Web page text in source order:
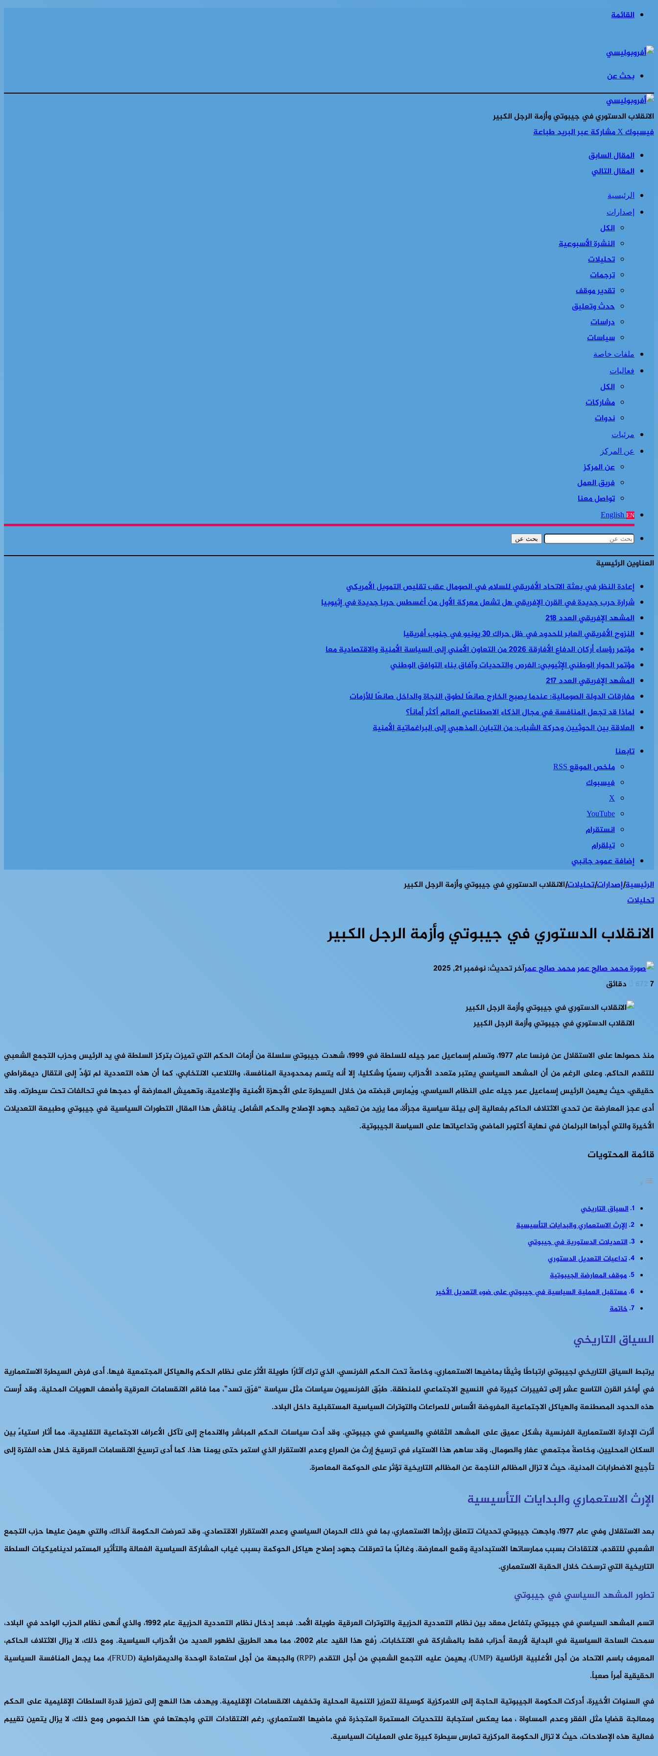
القائمة
بحث عن
الانقلاب الدستوري في جيبوتي وأزمة الرجل الكبير
فيسبوك‫Xمشاركة عبر البريدطباعة
المقال السابق
المقال التالي
الرئيسية
إصدارات
الكل
النشرة الأسبوعية
تحليلات
ترجمات
تقدير موقف
حدث وتعليق
دراسات
سياسات
ملفات خاصة
فعاليات
الكل
مشاركات
ندوات
مرئيات
عن المركز
عن المركز
فريق العمل
تواصل معنا
English EN
بحث عن
العناوين الرئيسية
إعادة النظر في بعثة الاتحاد الأفريقي للسلام في الصومال عقب تقليص التمويل الأمريكي
شرارة حرب جديدة في القرن الإفريقي هل تشعل معركة الأول من أغسطس حربا جديدة في إثيوبيا
المشهد الإفريقي العدد 218
النزوح الأفريقي العابر للحدود في ظل حراك 30 يونيو في جنوب أفريقيا
مؤتمر رؤساء أركان الدفاع الأفارقة 2026 من التعاون الأمني إلى السياسة الأمنية والاقتصادية معا
مؤتمر الحوار الوطني الإثيوبي: الفرص والتحديات وآفاق بناء التوافق الوطني
المشهد الإفريقي العدد 217
مفارقات الدولة الصومالية: عندما يصبح الخارج صانعًا لطوق النجاة والداخل صانعًا للأزمات
لماذا قد تجعل المنافسة في مجال الذكاء الاصطناعي العالم أكثر أماناً؟
العلاقة بين الحوثيين وحركة الشباب: من التباين المذهبي إلى البراغماتية الأمنية
تابعنا
ملخص الموقع RSS
فيسبوك
‫X
‫YouTube
انستقرام
تيلقرام
إضافة عمود جانبي
الرئيسية|إصدارات|تحليلات|الانقلاب الدستوري في جيبوتي وأزمة الرجل الكبير
تحليلات
الانقلاب الدستوري في جيبوتي وأزمة الرجل الكبير
محمد صالح عمرآخر تحديث: نوفمبر 21, 2025
6727 دقائق
الانقلاب الدستوري في جيبوتي وأزمة الرجل الكبير
منذ حصولها على الاستقلال عن فرنسا عام 1977، وتسلم إسماعيل عمر جيله للسلطة في 1999، شهدت جيبوتي سلسلة من أزمات الحكم التي تميزت بتركز السلطة في يد الرئيس وحزب التجمع الشعبي
للتقدم الحاكم. وعلى الرغم من أن المشهد السياسي يعتبر متعدد الأحزاب رسميًا وشكليا، إلا أنه يتسم بمحدودية المنافسة، والتلاعب الانتخابي، كما أن هذه التعددية لم تؤدِّ إلى انتقال ديمقراطي
حقيقي، حيث يهيمن الرئيس إسماعيل عمر جيله على النظام السياسي، ويُمارس قبضته من خلال السيطرة على الأجهزة الأمنية والإعلامية، وتهميش المعارضة أو دمجها في تحالفات تحت سيطرته. وقد
أدى عجز المعارضة عن تحدي الائتلاف الحاكم بفعالية إلى بيئة سياسية مجزأة، مما يزيد من تعقيد جهود الإصلاح والحكم الشامل. يناقش هذا المقال التطورات السياسية في جيبوتي وطبيعة التعديلات
الأخيرة والتي أجراها البرلمان في نهاية أكتوبر الماضي وتداعياتها على السياسة الجيبوتية.
قائمة المحتويات
السياق التاريخي
الإرث الاستعماري والبدايات التأسيسية
التعديلات الدستورية في جيبوتي
تداعيات التعديل الدستوري
موقف المعارضة الجيبوتية
مستقبل العملية السياسية في جيبوتي على ضوء التعديل الأخير
خاتمة
السياق التاريخي
يرتبط السياق التاريخي لجيبوتي ارتباطًا وثيقًا بماضيها الاستعماري، وخاصةً تحت الحكم الفرنسي، الذي ترك آثارًا طويلة الأثر على نظام الحكم والهياكل المجتمعية فيها. أدى فرض السيطرة الاستعمارية
في أواخر القرن التاسع عشر إلى تغييرات كبيرة في النسيج الاجتماعي للمنطقة. طبّق الفرنسيون سياسات مثل سياسة “فرّق تسد”، مما فاقم الانقسامات العرقية وأضعف الهويات المحلية. وقد أرست
هذه الحدود المصطنعة والهياكل الاجتماعية المفروضة الأساس للصراعات والتوترات السياسية المستقبلية داخل البلاد.
أثرت الإدارة الاستعمارية الفرنسية بشكل عميق على المشهد الثقافي والسياسي في جيبوتي. وقد أدت سياسات الحكم المباشر والاندماج إلى تآكل الأعراف الاجتماعية التقليدية، مما أثار استياءً بين
السكان المحليين، وخاصةً مجتمعي عفار والصومال. وقد ساهم هذا الاستياء في ترسيخ إرث من الصراع وعدم الاستقرار الذي استمر حتى يومنا هذا. كما أدى ترسيخ الانقسامات العرقية خلال هذه الفترة إلى
تأجيج الاضطرابات المدنية، حيث لا تزال المظالم الناجمة عن المظالم التاريخية تؤثر على الحوكمة المعاصرة.
الإرث الاستعماري والبدايات التأسيسية
بعد الاستقلال وفي عام 1977، واجهت جيبوتي تحديات تتعلق بإرثها الاستعماري، بما في ذلك الحرمان السياسي وعدم الاستقرار الاقتصادي. وقد تعرضت الحكومة آنذاك، والتي هيمن عليها حزب التجمع
الشعبي للتقدم، لانتقادات بسبب ممارساتها الاستبدادية وقمع المعارضة. وغالبًا ما تعرقلت جهود إصلاح هياكل الحوكمة بسبب غياب المشاركة السياسية الفعالة والتأثير المستمر لديناميكيات السلطة
التاريخية التي ترسخت خلال الحقبة الاستعماري.
تطور المشهد السياسي في جيبوتي
اتسم المشهد السياسي في جيبوتي بتفاعل معقد بين نظام التعددية الحزبية والتوترات العرقية طويلة الأمد. فبعد إدخال نظام التعددية الحزبية عام 1992، والذي أنهى نظام الحزب الواحد في البلاد،
سمحت الساحة السياسية في البداية لأربعة أحزاب فقط بالمشاركة في الانتخابات. رُفع هذا القيد عام 2002، مما مهد الطريق لظهور العديد من الأحزاب السياسية. ومع ذلك، لا يزال الائتلاف الحاكم،
المعروف باسم الاتحاد من أجل الأغلبية الرئاسية (UMP)، يهيمن عليه التجمع الشعبي من أجل التقدم (RPP) والجبهة من أجل استعادة الوحدة والديمقراطية (FRUD)، مما يجعل المنافسة السياسية
الحقيقية أمراً صعباً.
في السنوات الأخيرة، أدركت الحكومة الجيبوتية الحاجة إلى اللامركزية كوسيلة لتعزيز التنمية المحلية وتخفيف الانقسامات الإقليمية. ويهدف هذا النهج إلى تعزيز قدرة السلطات الإقليمية على الحكم
ومعالجة قضايا مثل الفقر وعدم المساواة ، مما يعكس استجابة للتحديات المستمرة المتجذرة في ماضيها الاستعماري، رغم الانتقادات التي واجهتها في هذا الخصوص ومع ذلك، لا يزال يتعين تقييم
فعالية هذه الإصلاحات، حيث لا تزال الحكومة المركزية تمارس سيطرة كبيرة على العمليات السياسية.